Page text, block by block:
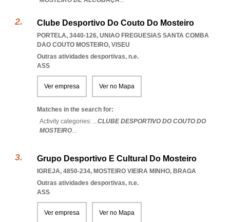
Clube Desportivo Do Couto Do Mosteiro
PORTELA, 3440-126, UNIAO FREGUESIAS SANTA COMBA
DAO COUTO MOSTEIRO, VISEU
Outras atividades desportivas, n.e.
ASS
Ver empresa Ver no Mapa
Matches in the search for:
Activity categories: ...CLUBE DESPORTIVO DO COUTO DO
MOSTEIRO...
Grupo Desportivo E Cultural Do Mosteiro
IGREJA, 4850-234, MOSTEIRO VIEIRA MINHO, BRAGA
Outras atividades desportivas, n.e.
ASS
Ver empresa Ver no Mapa